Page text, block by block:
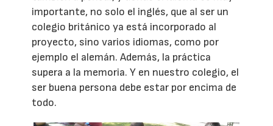
importante, no solo el inglés, que al ser un
colegio británico ya está incorporado al
proyecto, sino varios idiomas, como por
ejemplo el alemán. Además, la práctica
supera a la memoria. Y en nuestro colegio, el
ser buena persona debe estar por encima de
todo.